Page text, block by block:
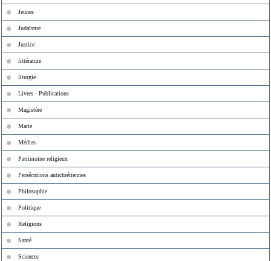
Jeunes
Judaïsme
Justice
littérature
liturgie
Livres - Publications
Magistère
Marie
Médias
Patrimoine religieux
Persécutions antichrétiennes
Philosophie
Politique
Religions
Santé
Sciences